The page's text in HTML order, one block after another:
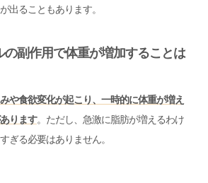
出ることもあります。
の副作用で体重が増加することは
や食欲変化が起こり、一時的に体重が増え
ります。ただし、急激に脂肪が増えるわけ
ぎる必要はありません。